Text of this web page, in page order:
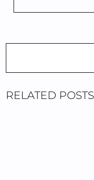
RELATED POSTS